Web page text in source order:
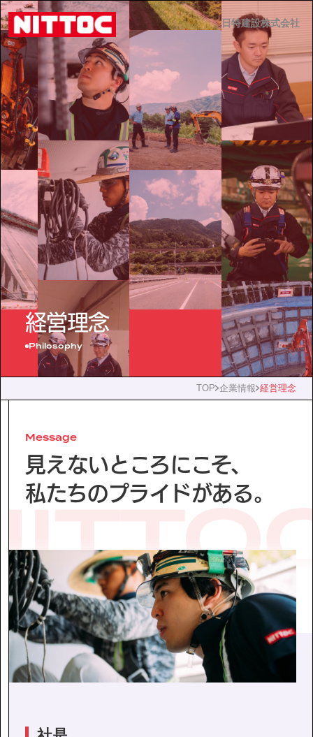
日特建設株式会社
日特建設株式会社
JP EN
事業内容
技術情報
企業情報
IR情報
サステナビリティ
お問い合わせ
採用情報
営業カタログダウンロード
協力会社の皆様へ
経営理念
Philosophy
TOP 企業情報 経営理念
Message
見えないところにこそ、
私たちのプライドがある。